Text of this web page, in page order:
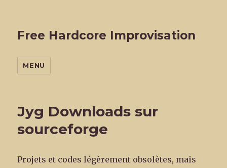
Free Hardcore Improvisation
MENU
Jyg Downloads sur
sourceforge
Projets et codes légèrement obsolètes, mais